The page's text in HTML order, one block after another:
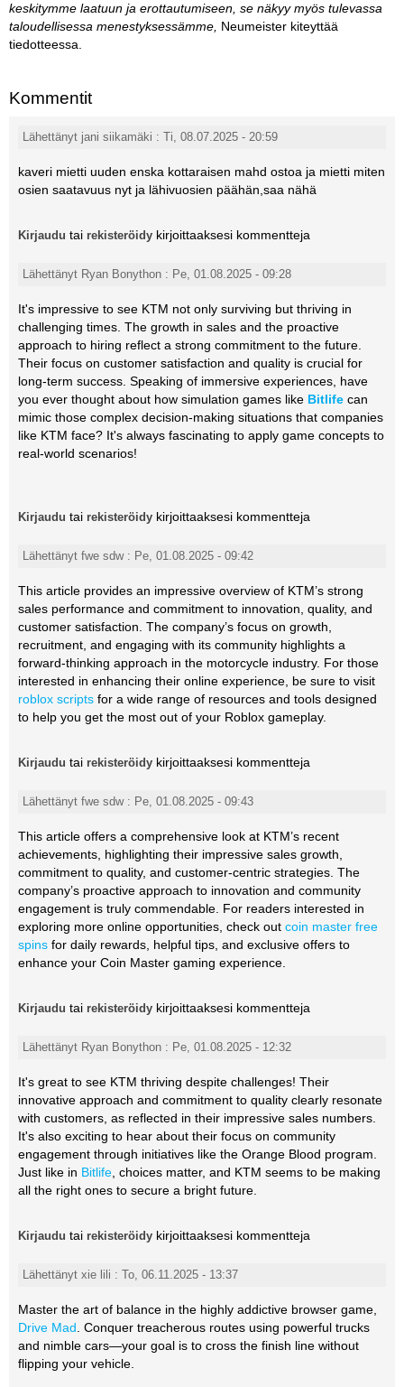
keskitymme laatuun ja erottautumiseen, se näkyy myös tulevassa
taloudellisessa menestyksessämme, Neumeister kiteyttää
tiedotteessa.
Kommentit
Lähettänyt jani siikamäki : Ti, 08.07.2025 - 20:59
kaveri mietti uuden enska kottaraisen mahd ostoa ja mietti miten
osien saatavuus nyt ja lähivuosien päähän,saa nähä
Kirjaudu tai rekisteröidy kirjoittaaksesi kommentteja
Lähettänyt Ryan Bonython : Pe, 01.08.2025 - 09:28
It's impressive to see KTM not only surviving but thriving in
challenging times. The growth in sales and the proactive
approach to hiring reflect a strong commitment to the future.
Their focus on customer satisfaction and quality is crucial for
long-term success. Speaking of immersive experiences, have
you ever thought about how simulation games like Bitlife can
mimic those complex decision-making situations that companies
like KTM face? It's always fascinating to apply game concepts to
real-world scenarios!
Kirjaudu tai rekisteröidy kirjoittaaksesi kommentteja
Lähettänyt fwe sdw : Pe, 01.08.2025 - 09:42
This article provides an impressive overview of KTM’s strong
sales performance and commitment to innovation, quality, and
customer satisfaction. The company’s focus on growth,
recruitment, and engaging with its community highlights a
forward-thinking approach in the motorcycle industry. For those
interested in enhancing their online experience, be sure to visit
roblox scripts for a wide range of resources and tools designed
to help you get the most out of your Roblox gameplay.
Kirjaudu tai rekisteröidy kirjoittaaksesi kommentteja
Lähettänyt fwe sdw : Pe, 01.08.2025 - 09:43
This article offers a comprehensive look at KTM’s recent
achievements, highlighting their impressive sales growth,
commitment to quality, and customer-centric strategies. The
company’s proactive approach to innovation and community
engagement is truly commendable. For readers interested in
exploring more online opportunities, check out coin master free
spins for daily rewards, helpful tips, and exclusive offers to
enhance your Coin Master gaming experience.
Kirjaudu tai rekisteröidy kirjoittaaksesi kommentteja
Lähettänyt Ryan Bonython : Pe, 01.08.2025 - 12:32
It's great to see KTM thriving despite challenges! Their
innovative approach and commitment to quality clearly resonate
with customers, as reflected in their impressive sales numbers.
It's also exciting to hear about their focus on community
engagement through initiatives like the Orange Blood program.
Just like in Bitlife , choices matter, and KTM seems to be making
all the right ones to secure a bright future.
Kirjaudu tai rekisteröidy kirjoittaaksesi kommentteja
Lähettänyt xie lili : To, 06.11.2025 - 13:37
Master the art of balance in the highly addictive browser game,
Drive Mad . Conquer treacherous routes using powerful trucks
and nimble cars—your goal is to cross the finish line without
flipping your vehicle.